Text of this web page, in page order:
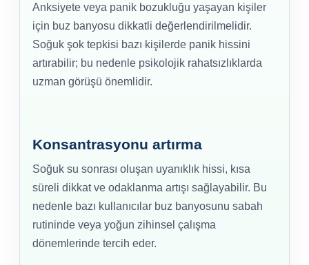
Anksiyete veya panik bozukluğu yaşayan kişiler
için buz banyosu dikkatli değerlendirilmelidir.
Soğuk şok tepkisi bazı kişilerde panik hissini
artırabilir; bu nedenle psikolojik rahatsızlıklarda
uzman görüşü önemlidir.
Konsantrasyonu artırma
Soğuk su sonrası oluşan uyanıklık hissi, kısa
süreli dikkat ve odaklanma artışı sağlayabilir. Bu
nedenle bazı kullanıcılar buz banyosunu sabah
rutininde veya yoğun zihinsel çalışma
dönemlerinde tercih eder.